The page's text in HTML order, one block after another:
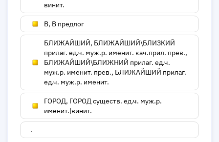
винит.
В, В предлог
БЛИЖАЙШИЙ, БЛИЖАЙШИЙ\БЛИЗКИЙ
прилаг. ед.ч. муж.р. именит. кач.прил. прев.,
БЛИЖАЙШИЙ\БЛИЖНИЙ прилаг. ед.ч.
муж.р. именит. прев., БЛИЖАЙШИЙ прилаг.
ед.ч. муж.р. именит.
ГОРОД, ГОРОД существ. ед.ч. муж.р.
именит.|винит.
.